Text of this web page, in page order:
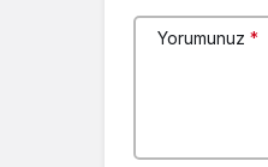
Yorumunuz *